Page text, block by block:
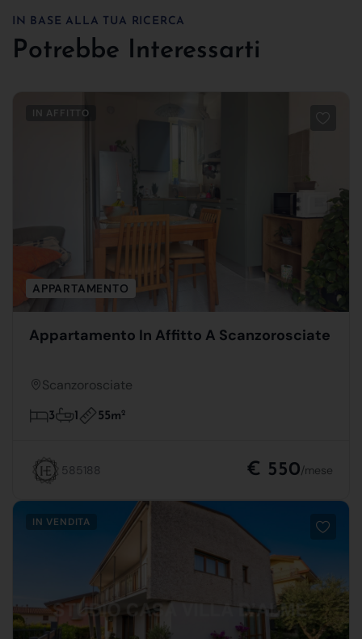
IN BASE ALLA TUA RICERCA
Potrebbe Interessarti
IN AFFITTO
APPARTAMENTO
Appartamento In Affitto A Scanzorosciate
Scanzorosciate
3 1 55m2
585188 € 550/mese
IN VENDITA